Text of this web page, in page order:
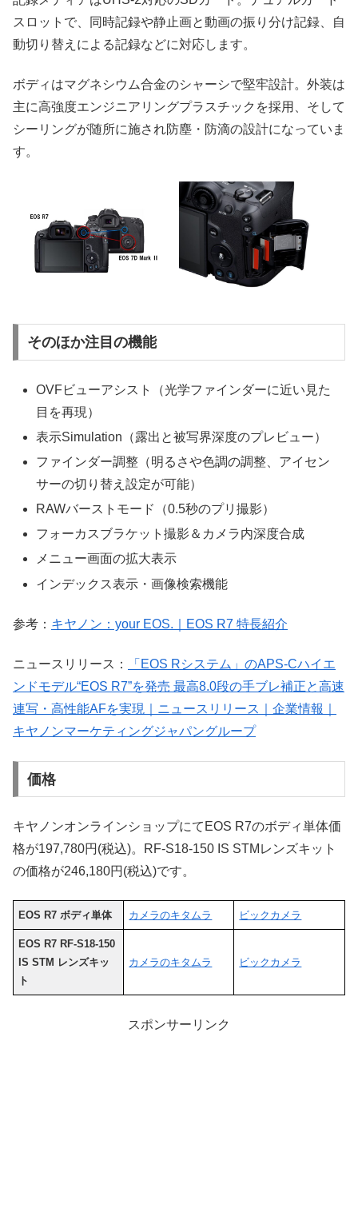
スロットで、同時記録や静止画と動画の振り分け記録、自
動切り替えによる記録などに対応します。
ボディはマグネシウム合金のシャーシで堅牢設計。外装は
主に高強度エンジニアリングプラスチックを採用、そして
シーリングが随所に施され防塵・防滴の設計になっていま
す。
そのほか注目の機能
OVFビューアシスト（光学ファインダーに近い見た
目を再現）
表示Simulation（露出と被写界深度のプレビュー）
ファインダー調整（明るさや色調の調整、アイセン
サーの切り替え設定が可能）
RAWバーストモード（0.5秒のプリ撮影）
フォーカスブラケット撮影＆カメラ内深度合成
メニュー画面の拡大表示
インデックス表示・画像検索機能
参考： キヤノン：your EOS.｜EOS R7 特長紹介
ニュースリリース：
「EOS Rシステム」のAPS-Cハイエ
ンドモデル“EOS R7”を発売 最高8.0段の手ブレ補正と高速
連写・高性能AFを実現｜ニュースリリース｜企業情報｜
キヤノンマーケティングジャパングループ
価格
キヤノンオンラインショップにてEOS R7のボディ単体価
格が197,780円(税込)。RF-S18-150 IS STMレンズキット
の価格が246,180円(税込)です。
EOS R7 ボディ単体 カメラのキタムラ ビックカメラ
EOS R7 RF-S18-150
IS STM レンズキッ
ト
カメラのキタムラ ビックカメラ
スポンサーリンク